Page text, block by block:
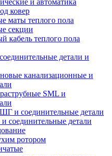
и автоматика
ковер
маты теплого пола
секции
кабель теплого пола
детали и
канализационные и
SML и
и соединительные детали
соединительные детали
ротором